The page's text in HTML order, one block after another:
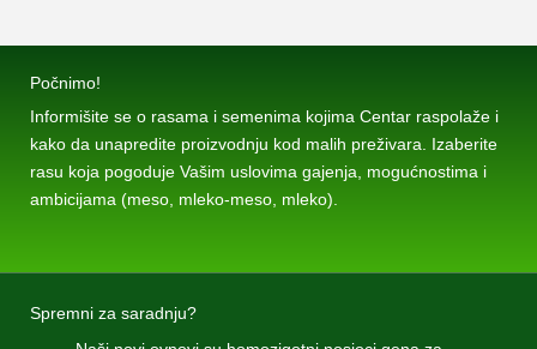
Počnimo!
Informišite se o rasama i semenima kojima Centar raspolaže i
kako da unapredite proizvodnju kod malih preživara. Izaberite
rasu koja pogoduje Vašim uslovima gajenja, mogućnostima i
ambicijama (meso, mleko-meso, mleko).
Spremni za saradnju?